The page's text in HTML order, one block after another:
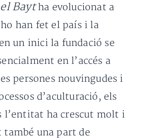
el Baytha evolucionat a
han fet el país i la
un inici la fundació se
en l’accés a
persones nouvingudes i
d’aculturació, els
l’entitat ha crescut molt i
també una part de